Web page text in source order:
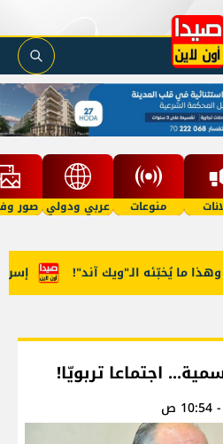
منوعات عربي ودولي صور
يُخبّئه الـ"ويك آند"!
اجتماعا تربويّا!